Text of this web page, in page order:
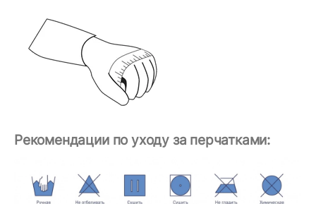
Рекомендации по уходу за перчатками: